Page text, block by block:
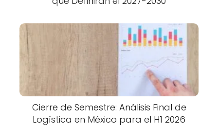
Cierre de Semestre: Análisis Final de
Logística en México para el H1 2026